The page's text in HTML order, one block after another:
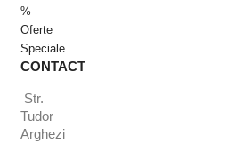
Oferte
Speciale
CONTACT
Str.
Tudor
Arghezi